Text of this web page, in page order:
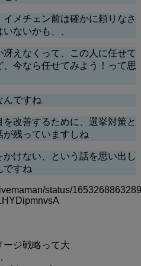
メチェン前は確かに頼りなさ
ないかも、、
えなくって、この人に任せて
今なら任せてみよう！って思
んですね
改善するために、選挙対策と
が残っていますしね
けない、という話を思い出し
ですね
status/
ージ戦略って大